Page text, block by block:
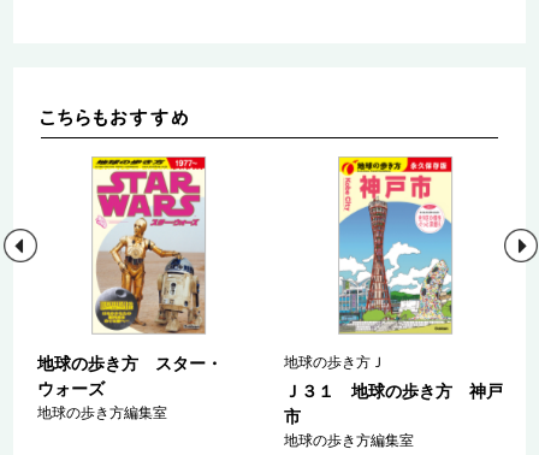
地球の歩き方 スター・
ウォーズ
地球の歩き方編集室
地球の歩き方Ｊ
Ｊ３１ 地球の歩き方 神戸
市
地球の歩き方編集室